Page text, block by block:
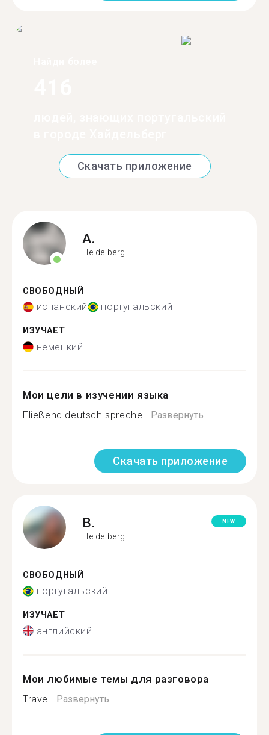
Скачать приложение
A.
Heidelberg
СВОБОДНЫЙ
испанский португальский
ИЗУЧАЕТ
немецкий
Мои цели в изучении языка
Fließend deutsch spreche... Развернуть
Скачать приложение
B.
Heidelberg
NEW
СВОБОДНЫЙ
португальский
ИЗУЧАЕТ
английский
Мои любимые темы для разговора
Trave... Развернуть